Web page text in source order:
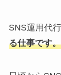
SNS運用代行
る仕事です。